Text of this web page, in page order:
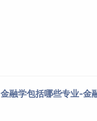
金融学包括哪些专业-金